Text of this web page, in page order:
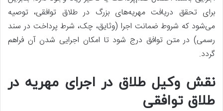
برای تحقق دریافت مهریه‌های بزرگ در طلاق توافقی، توصیه
می‌شود که شروط ضمانت اجرا (وثایق، چک، شرط پرداخت در سند
رسمی) در متن توافق درج شود تا امکان اجرایی شدن آن فراهم
گردد.
نقش وکیل طلاق در اجرای مهریه در
طلاق توافقی